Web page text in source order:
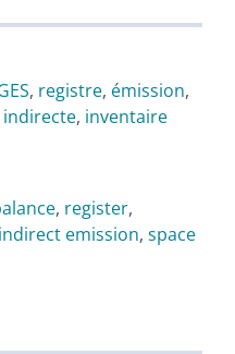
, registre, émission,
, inventaire
, register,
indirect emission, space